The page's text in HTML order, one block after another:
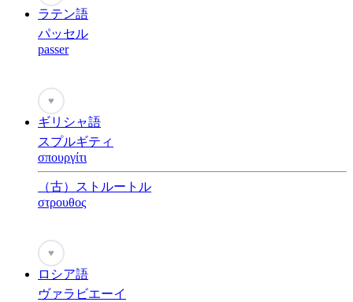
ラテン語
パッセル
passer
♥
ギリシャ語
スプルギティ
σπουργίτι
（古）ストルートル
στρουθος
♥
ロシア語
ヴァラビエーイ